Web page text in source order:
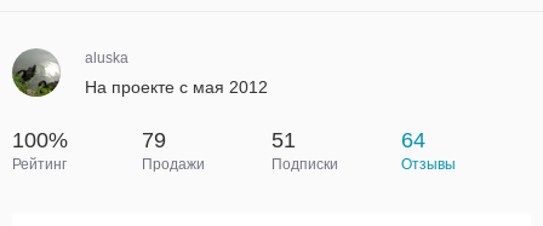
aluska
На проекте с мая 2012
100%
Рейтинг
79
Продажи
51
Подписки
64
Отзывы